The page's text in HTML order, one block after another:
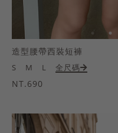
造型腰帶西裝短褲
S M L 全尺碼
NT.690